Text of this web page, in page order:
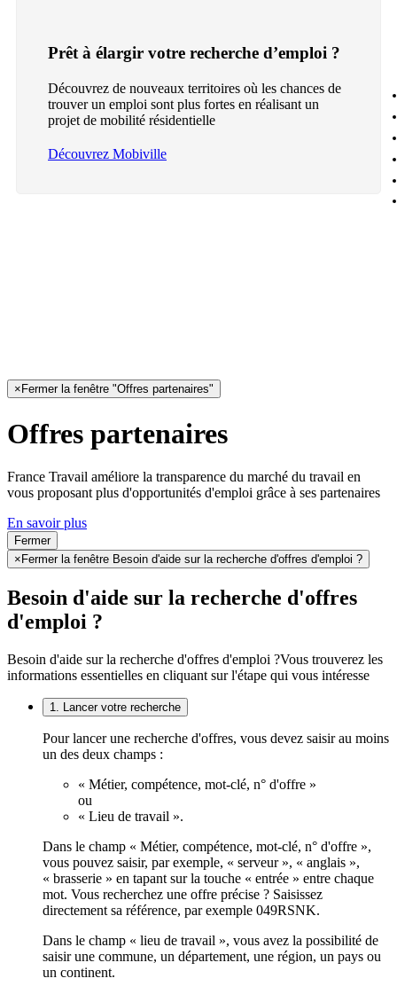
Prêt à élargir votre recherche d’emploi ?
Découvrez de nouveaux territoires où les chances de
trouver un emploi sont plus fortes en réalisant un
projet de mobilité résidentielle
Découvrez Mobiville
× Fermer la fenêtre "Offres partenaires"
Offres partenaires
France Travail améliore la transparence du marché du travail en
vous proposant plus d'opportunités d'emploi grâce à ses partenaires
En savoir plus
Fermer
× Fermer la fenêtre Besoin d'aide sur la recherche d'offres d'emploi ?
Besoin d'aide sur la recherche d'offres
d'emploi ?
Besoin d'aide sur la recherche d'offres d'emploi ?Vous trouverez les
informations essentielles en cliquant sur l'étape qui vous intéresse
1. Lancer votre recherche
Pour lancer une recherche d'offres, vous devez saisir au moins
un des deux champs :
« Métier, compétence, mot-clé, n° d'offre »
ou
« Lieu de travail ».
Dans le champ « Métier, compétence, mot-clé, n° d'offre »,
vous pouvez saisir, par exemple, « serveur », « anglais »,
« brasserie » en tapant sur la touche « entrée » entre chaque
mot. Vous recherchez une offre précise ? Saisissez
directement sa référence, par exemple 049RSNK.
Dans le champ « lieu de travail », vous avez la possibilité de
saisir une commune, un département, une région, un pays ou
un continent.